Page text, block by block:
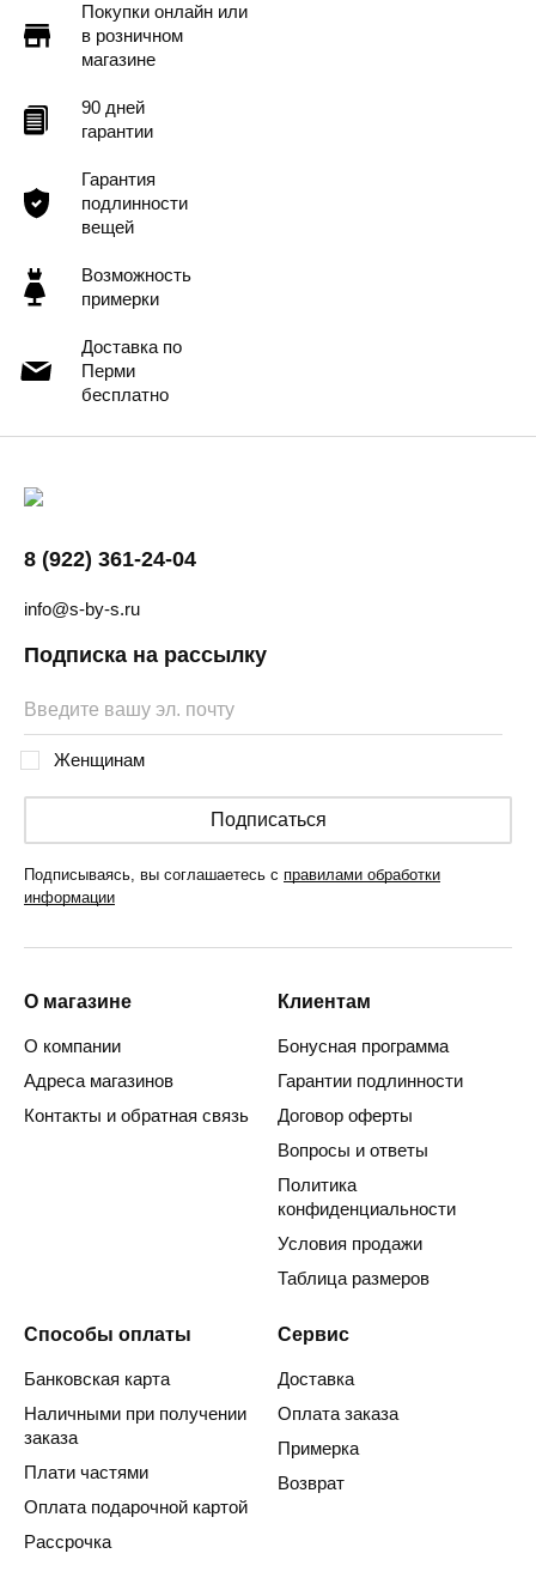
Покупки онлайн или
в розничном
магазине
90 дней
гарантии
Гарантия
подлинности
вещей
Возможность
примерки
Доставка по
Перми
бесплатно
8 (922) 361-24-04
info@s-by-s.ru
Подписка на рассылку
Женщинам
Подписаться
Подписываясь, вы соглашаетесь с правилами обработки
информации
О магазине
О компании
Адреса магазинов
Контакты и обратная связь
Клиентам
Бонусная программа
Гарантии подлинности
Договор оферты
Вопросы и ответы
Политика
конфиденциальности
Условия продажи
Таблица размеров
Способы оплаты
Банковская карта
Наличными при получении
заказа
Плати частями
Оплата подарочной картой
Рассрочка
Сервис
Доставка
Оплата заказа
Примерка
Возврат